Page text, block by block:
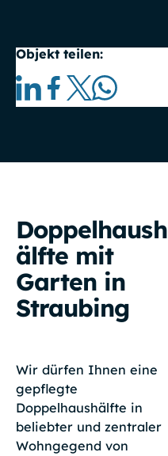
Objekt teilen:
Doppelhaush
älfte mit
Garten in
Straubing
Wir dürfen Ihnen eine
gepflegte
Doppelhaushälfte in
beliebter und zentraler
Wohngegend von